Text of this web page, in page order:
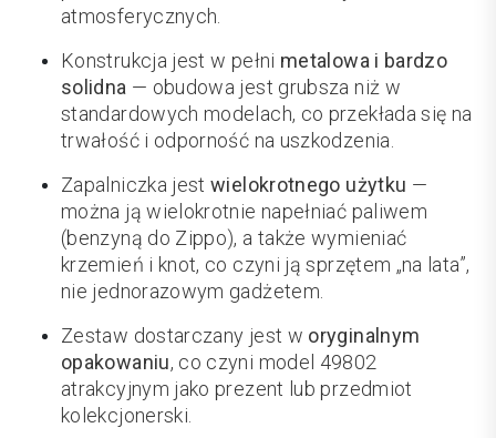
atmosferycznych.
Konstrukcja jest w pełni metalowa i bardzo
solidna — obudowa jest grubsza niż w
standardowych modelach, co przekłada się na
trwałość i odporność na uszkodzenia.
Zapalniczka jestwielokrotnego użytku —
można ją wielokrotnie napełniać paliwem
(benzyną do Zippo), a także wymieniać
krzemień i knot, co czyni ją sprzętem „na lata”,
nie jednorazowym gadżetem.
Zestaw dostarczany jest w oryginalnym
opakowaniu, co czyni model 49802
atrakcyjnym jako prezent lub przedmiot
kolekcjonerski.